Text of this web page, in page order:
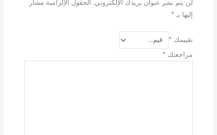
لن يتم نشر عنوان بريدك الإلكتروني. الحقول الإلزامية مشار
إليها بـ *
تقييمك *
مراجعتك *